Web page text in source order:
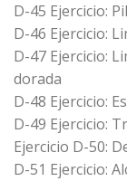
D-45 Ejercicio:
D-46 Ejercicio:
D-47 Ejercicio:
dorada
D-48 Ejercicio:
D-49 Ejercicio:
Ejercicio D-50:
D-51 Ejercicio: